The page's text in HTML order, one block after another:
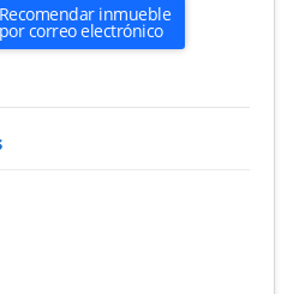
Recomendar inmueble
por correo electrónico